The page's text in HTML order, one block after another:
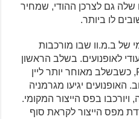
שלה גם לצרכן ההודי, שמחיר
לו ביותר.
של ב.מ.וו שבו מורכבות
לאופנועים. בשלב הראשון
יורכבו ה-F700GS וה-F800GS, כשבשלב מאוחר יותר ליין
האופנועים יגיעו מגרמניה
בפס הייצור המקומי.
מפס הייצור לקראת סוף